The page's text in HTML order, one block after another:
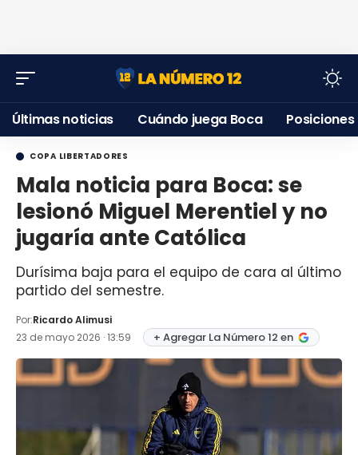
Últimas noticias Cuándo juega Boca Posiciones
COPA LIBERTADORES
Mala noticia para Boca: se
lesionó Miguel Merentiel y no
jugaría ante Católica
Durísima baja para el equipo de cara al último
partido del semestre.
Por:Ricardo Alimusi
23 de mayo 2026 · 13:59
+ Agregar La Número 12 en